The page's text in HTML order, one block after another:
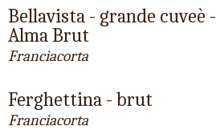
Bellavista - grande cuveè -
Alma Brut
Franciacorta
Ferghettina - brut
Franciacorta